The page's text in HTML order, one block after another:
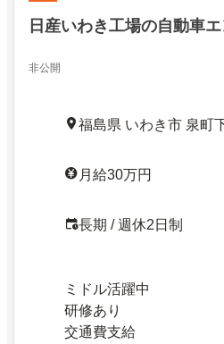
日産いわき工場の自動車
非公開
福島県 いわき市 泉町
月給30万円
長期 / 週休2日制
ミドル活躍中
研修あり
交通費支給